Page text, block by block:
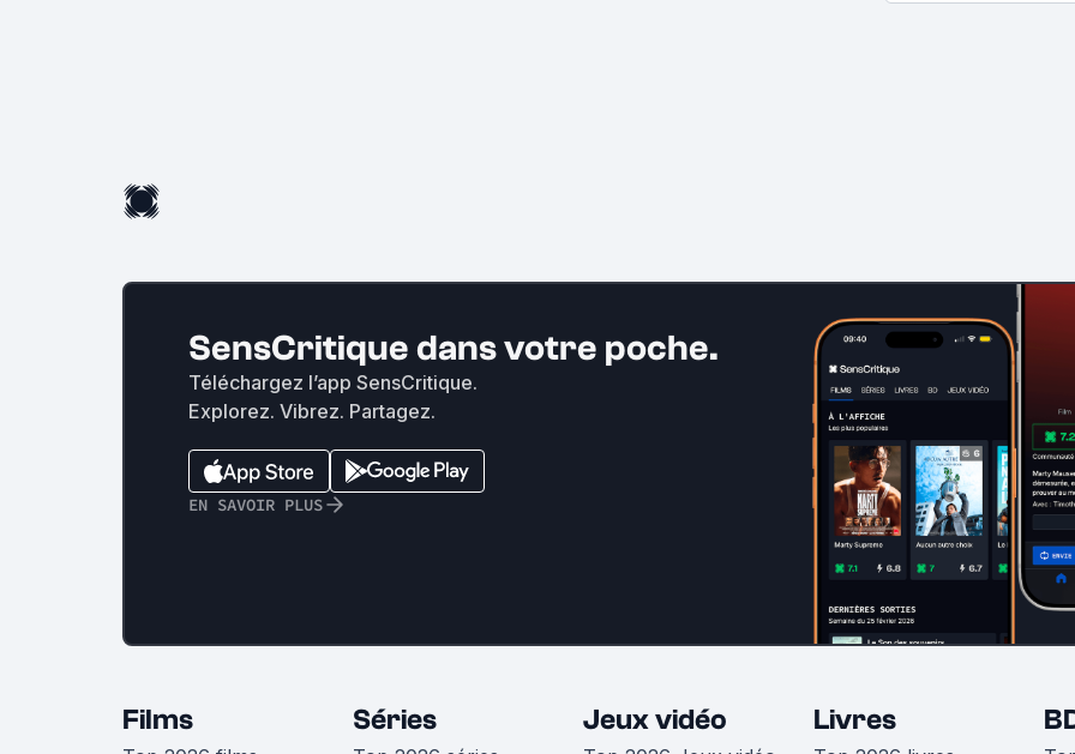
SensCritique dans votre poche.
Téléchargez l’app SensCritique.
Explorez. Vibrez. Partagez.
EN SAVOIR PLUS
Films Séries Jeux vidéo Livres